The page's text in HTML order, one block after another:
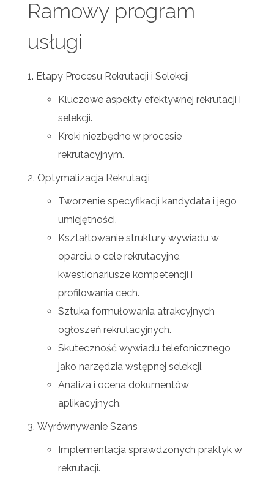
Ramowy program
usługi
Etapy Procesu Rekrutacji i Selekcji
Kluczowe aspekty efektywnej rekrutacji i
selekcji.
Kroki niezbędne w procesie
rekrutacyjnym.
Optymalizacja Rekrutacji
Tworzenie specyfikacji kandydata i jego
umiejętności.
Kształtowanie struktury wywiadu w
oparciu o cele rekrutacyjne,
kwestionariusze kompetencji i
profilowania cech.
Sztuka formułowania atrakcyjnych
ogłoszeń rekrutacyjnych.
Skuteczność wywiadu telefonicznego
jako narzędzia wstępnej selekcji.
Analiza i ocena dokumentów
aplikacyjnych.
Wyrównywanie Szans
Implementacja sprawdzonych praktyk w
rekrutacji.